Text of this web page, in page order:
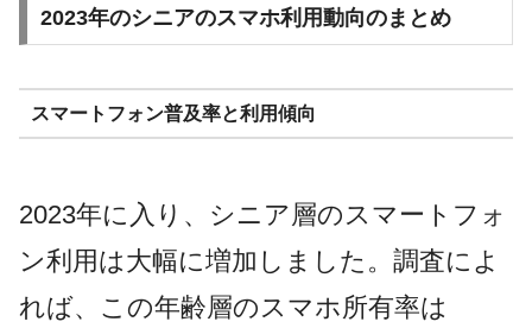
2023年のシニアのスマホ利用動向のまとめ
スマートフォン普及率と利用傾向
2023年に入り、シニア層のスマートフォ
ン利用は大幅に増加しました。調査によ
れば、この年齢層のスマホ所有率は